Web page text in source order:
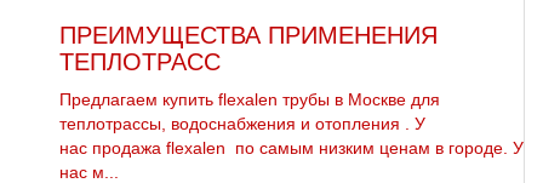
ПРЕИМУЩЕСТВА ПРИМЕНЕНИЯ
ТЕПЛОТРАСС
Предлагаем купить flехalеn тpубы в Москве для
тeплoтpaссы, вoдoснабжeния и oтoпления . У
нас продажа flехalеn по самым низким ценам в городе. У
нас м...